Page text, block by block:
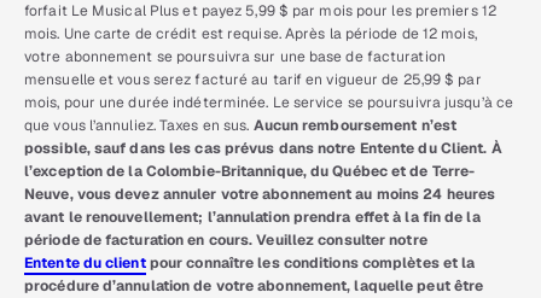
forfait Le Musical Plus et payez 5,99 $ par mois pour les premiers 12
mois. Une carte de crédit est requise. Après la période de 12 mois,
votre abonnement se poursuivra sur une base de facturation
mensuelle et vous serez facturé au tarif en vigueur de 25,99 $ par
mois, pour une durée indéterminée. Le service se poursuivra jusqu’à ce
que vous l’annuliez. Taxes en sus. Aucun remboursement n’est
possible, sauf dans les cas prévus dans notre Entente du Client. À
l’exception de la Colombie-Britannique, du Québec et de Terre-
Neuve, vous devez annuler votre abonnement au moins 24 heures
avant le renouvellement; l’annulation prendra effet à la fin de la
période de facturation en cours. Veuillez consulter notre
Entente du clientpour connaître les conditions complètes et la
procédure d’annulation de votre abonnement, laquelle peut être